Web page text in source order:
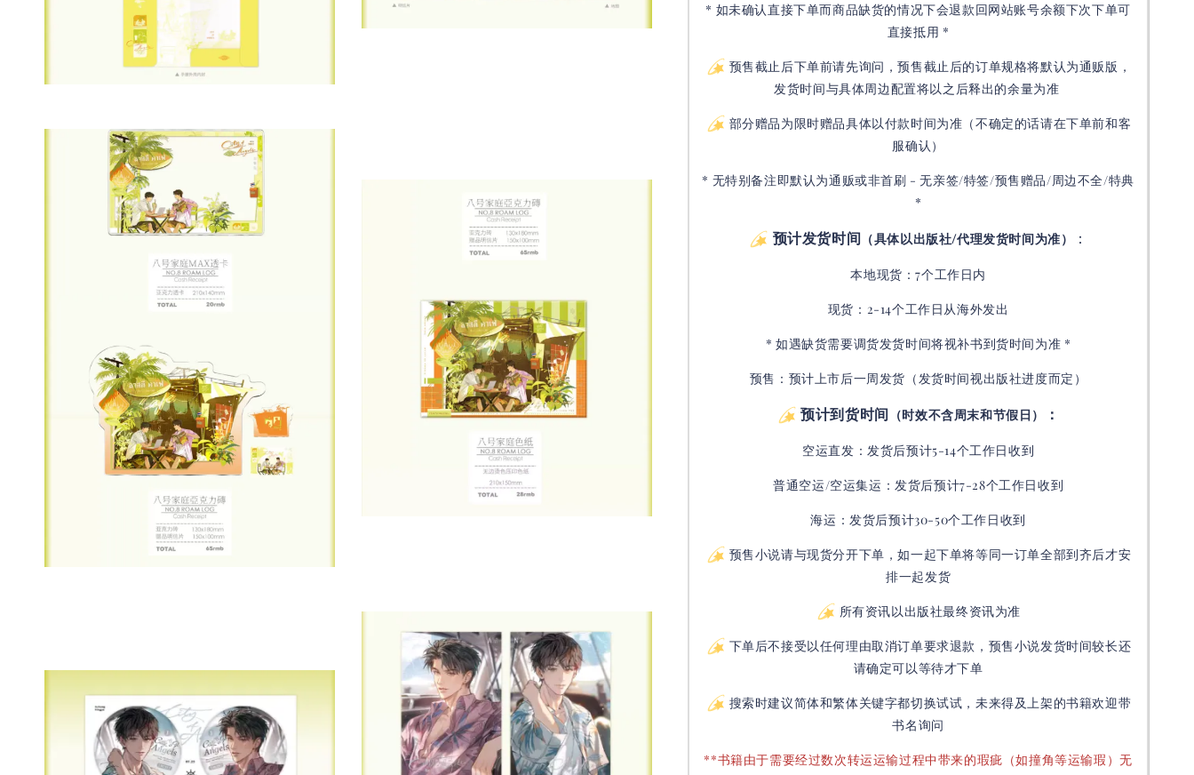
* 如未确认直接下单而商品缺货的情况下会退款回网站账号余额下次下单可
直接抵用 *
预售截止后下单前请先询问，预售截止后的订单规格将默认为通贩版，
发货时间与具体周边配置将以之后释出的余量为准
部分赠品为限时赠品具体以付款时间为准（不确定的话请在下单前和客
服确认）
* 无特别备注即默认为通贩或非首刷 - 无亲签/特签/预售赠品/周边不全/特典
*
预计发货时间 （具体以出版社/代理发货时间为准） ：
本地现货：7个工作日内
现货：2-14个工作日从海外发出
* 如遇缺货需要调货发货时间将视补书到货时间为准 *
预售：预计上市后一周发货（发货时间视出版社进度而定 ）
预计到货时间 （时效不含周末和节假日） ：
空运直发：发货后预计5-14个工作日收到
普通空运/空运集运：发货后预计7-28个工作日收到
海运：发货后预计30-50个工作日收到
预售小说请与现货分开下单，如一起下单将等同一订单全部到齐后才安
排一起发货
所有资讯以出版社最终资讯为准
下单后不接受以任何理由取消订单要求退款，预售小说发货时间较长还
请确定可以等待才下单
搜索时建议简体和繁体关键字都切换试试，未来得及上架的书籍欢迎带
书名询问
**书籍由于需要经过数次转运运输过程中带来的瑕疵（如撞角等运输瑕）无